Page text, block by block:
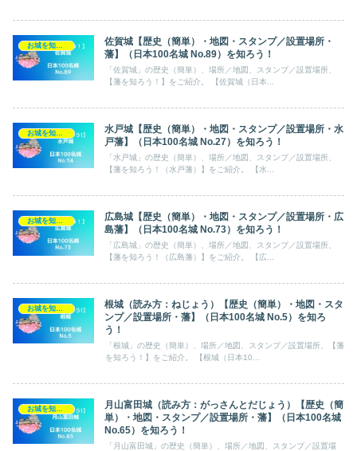
お城を知ろう！（日本100名城）
佐賀城【歴史（簡単）・地図・スタンプ／設置場所・
藩】（日本100名城 No.89）を知ろう！
「佐賀城」の歴史（簡単）、場所／地図、スタンプ／設置場所、
【藩を知ろう！】をご紹介。 【佐賀城（日本...
お城を知ろう！（日本100名城）
水戸城【歴史（簡単）・地図・スタンプ／設置場所・水
戸藩】（日本100名城 No.27）を知ろう！
「水戸城」の歴史（簡単）、場所／地図、スタンプ／設置場所、
【藩を知ろう！（水戸藩）】をご紹介。 【水...
広島城【歴史（簡単）・地図・スタンプ／設置場所・広
島藩】（日本100名城 No.73）を知ろう！
「広島城」の歴史（簡単）、場所／地図、スタンプ／設置場所、
【藩を知ろう！（広島藩）】をご紹介。 【広...
根城（読み方：ねじょう）【歴史（簡単）・地図・スタ
ンプ／設置場所・藩】（日本100名城 No.5）を知ろ
う！
「根城」の歴史（簡単）、場所／地図、スタンプ／設置場所、【藩
を知ろう！】をご紹介。 【根城（日本10...
月山富田城（読み方：がっさんとだじょう）【歴史（簡
単）・地図・スタンプ／設置場所・藩】（日本100名城
No.65）を知ろう！
「月山富田城」の歴史（簡単）、場所／地図、スタンプ／設置場